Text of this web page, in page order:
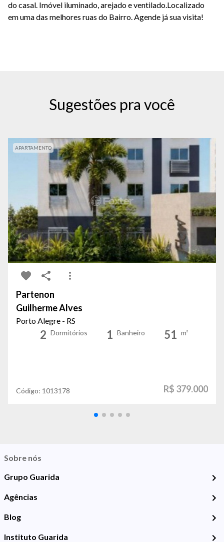
do casal. Imóvel iluminado, arejado e ventilado.Localizado
em uma das melhores ruas do Bairro. Agende já sua visita!
Sugestões pra você
APARTAMENTO
Partenon
Guilherme Alves
Porto Alegre - RS
2 Dormitórios 1 Banheiro 51 m²
Código: 1013178 R$ 379.000
Sobre nós
Grupo Guarida
Agências
Blog
Instituto Guarida